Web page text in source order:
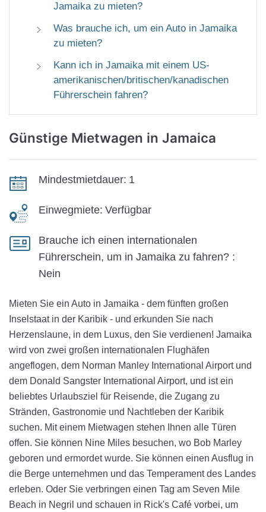
Jamaika zu mieten?
Was brauche ich, um ein Auto in Jamaika
zu mieten?
Kann ich in Jamaika mit einem US-
amerikanischen/britischen/kanadischen
Führerschein fahren?
Günstige Mietwagen in Jamaica
Mindestmietdauer: 1
Einwegmiete: Verfügbar
Brauche ich einen internationalen
Führerschein, um in Jamaika zu fahren? :
Nein
Mieten Sie ein Auto in Jamaika - dem fünften großen
Inselstaat in der Karibik - und erkunden Sie nach
Herzenslaune, in dem Luxus, den Sie verdienen! Jamaika
wird von zwei großen internationalen Flughäfen
angeflogen, dem Norman Manley International Airport und
dem Donald Sangster International Airport, und ist ein
beliebtes Urlaubsziel für Reisende, die Zugang zu
Stränden, Gastronomie und Nachtleben der Karibik
suchen. Mit einem Mietwagen stehen Ihnen alle Türen
offen. Sie können Nine Miles besuchen, wo Bob Marley
geboren und ermordet wurde. Sie können einen Ausflug in
die Berge unternehmen und das Temperament des Landes
erleben. Oder Sie verbringen einen Tag am Seven Mile
Beach in Negril und schauen in Rick's Café vorbei, um